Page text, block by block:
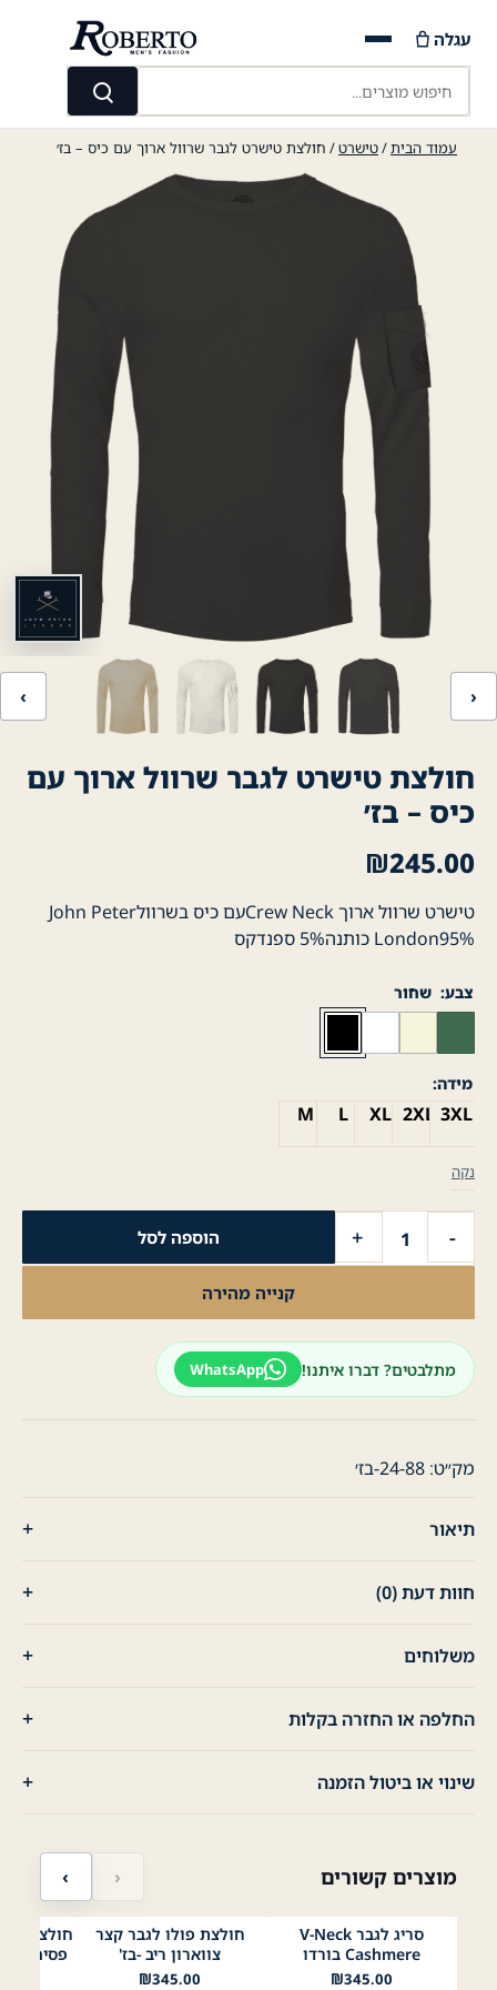
content
חיפוש מוצרים...
חיפוש
עגלה
עמוד הבית/טישרט/ חולצת טישרט לגבר שרוול ארוך עם כיס – בז׳
‹ ›
חולצת טישרט לגבר שרוול ארוך עם
כיס – בז׳
₪245.00
טישרט שרוול ארוך Crew Neckעם כיס בשרוולJohn Peter
London95% כותנה5% ספנדקס
צבע שחור
מידה
M L XL 2XL 3XL
נקה
-
של
ארוך
-
+ הוספה לסל
קנייה מהירה
מתלבטים? דברו איתנו! WhatsApp
מק״ט: 24-88-בז׳
תיאור
חוות דעת (0)
משלוחים
החלפה או החזרה בקלות
שינוי או ביטול הזמנה
מוצרים קשורים ‹ ›
בורדו
סריג לגבר V-Neck
Cashmere בורדו
₪345.00
לבן שחורתכלתירוק בהיר
בז׳
תפוח
Mustard
ליים 1
חולצת פולו לגבר קצר
צווארון ריב -בז'
₪345.00
פסים